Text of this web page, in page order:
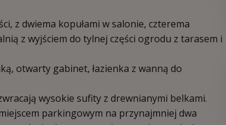
z dwiema kopułami w salonie, czterema
z wyjściem do tylnej części ogrodu z tarasem i
otwarty gabinet, łazienka z wanną do
wysokie sufity z drewnianymi belkami.
parkingowym na przynajmniej dwa